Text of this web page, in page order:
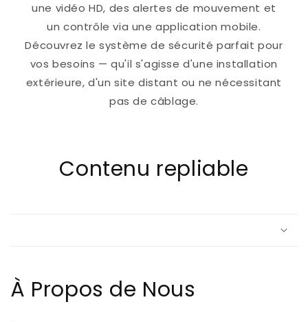
une vidéo HD, des alertes de mouvement et
un contrôle via une application mobile.
Découvrez le système de sécurité parfait pour
vos besoins — qu'il s'agisse d'une installation
extérieure, d'un site distant ou ne nécessitant
pas de câblage.
Contenu repliable
À Propos de Nous